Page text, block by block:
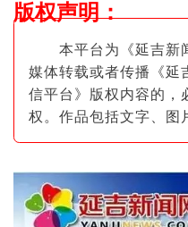
版权声明：
本平台为《延吉新
媒体转载或者传播《延
信平台》版权内容的，
权。作品包括文字、图